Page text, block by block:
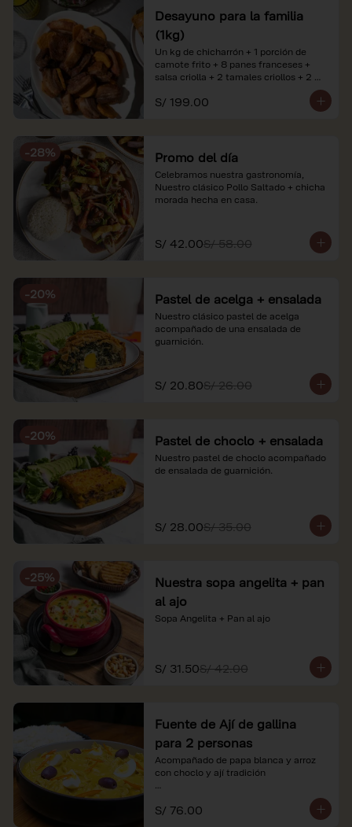
referenciales.
Desayuno para la familia
(1kg)
Un kg de chicharrón + 1 porción de
camote frito + 8 panes franceses +
salsa criolla + 2 tamales criollos + 2
*Nuestros precios están expresados en
referenciales.
S/ 199.00
-28% Promo del día
Celebramos nuestra gastronomía,
Nuestro clásico Pollo Saltado + chicha
morada hecha en casa.
S/ 42.00S/ 58.00
-20% Pastel de acelga + ensalada
Nuestro clásico pastel de acelga
acompañado de una ensalada de
guarnición.
S/ 20.80S/ 26.00
-20% Pastel de choclo + ensalada
Nuestro pastel de choclo acompañado
de ensalada de guarnición.
S/ 28.00S/ 35.00
-25%
Nuestra sopa angelita + pan
al ajo
Sopa Angelita + Pan al ajo
S/ 31.50S/ 42.00
Fuente de Ají de gallina
para 2 personas
Acompañado de papa blanca y arroz
con choclo y ají tradición
*Nuestros precios están expresados en
soles e incluyen impuestos de ley y
S/ 76.00